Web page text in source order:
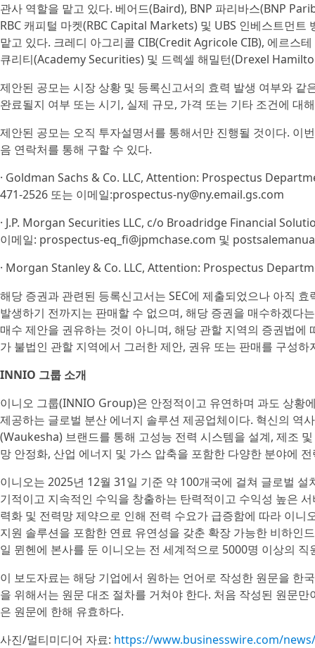
관사 역할을 맡고 있다. 베어드(Baird), BNP 파리바스(BNP
RBC 캐피털 마켓(RBC Capital Markets) 및 UBS 인베스트먼
맡고 있다. 크레디 아그리콜 CIB(Credit Agricole CIB), 에르스
큐리티(Academy Securities) 및 드렉셀 해밀턴(Drexel
제안된 공모는 시장 상황 및 등록신고서의 효력 발생 여부와
완료될지 여부 또는 시기, 실제 규모, 가격 또는 기타 조건에 대
제안된 공모는 오직 투자설명서를 통해서만 진행될 것이다. 이
음 연락처를 통해 구할 수 있다.
· Goldman Sachs & Co. LLC, Attention: Prospectus
471-2526 또는 이메일:prospectus-ny@ny.email.gs.com
· J.P. Morgan Securities LLC, c/o Broadridge Financial
이메일: prospectus-eq_fi@jpmchase.com 및
· Morgan Stanley & Co. LLC, Attention: Prospectus
해당 증권과 관련된 등록신고서는 SEC에 제출되었으나 아직
발생하기 전까지는 판매할 수 없으며, 해당 증권을 매수하겠다
매수 제안을 권유하는 것이 아니며, 해당 관할 지역의 증권법
가 불법인 관할 지역에서 그러한 제안, 권유 또는 판매를 구성하
INNIO 그룹 소개
이니오 그룹(INNIO Group)은 안정적이고 유연하며 과도 상황
제공하는 글로벌 분산 에너지 솔루션 제공업체이다. 혁신의 역
(Waukesha) 브랜드를 통해 고성능 전력 시스템을 설계, 제조
망 안정화, 산업 에너지 및 가스 압축을 포함한 다양한 분야에
이니오는 2025년 12월 31일 기준 약 100개국에 걸쳐 글로벌
기적이고 지속적인 수익을 창출하는 탄력적이고 수익성 높은
력화 및 전력망 제약으로 인해 전력 수요가 급증함에 따라 이
지원 솔루션을 포함한 연료 유연성을 갖춘 확장 가능한 비하
일 뮌헨에 본사를 둔 이니오는 전 세계적으로 5000명 이상의
이 보도자료는 해당 기업에서 원하는 언어로 작성한 원문을 한
을 위해서는 원문 대조 절차를 거쳐야 한다. 처음 작성된 원문
은 원문에 한해 유효하다.
사진/멀티미디어 자료: https://www.businesswire.com/